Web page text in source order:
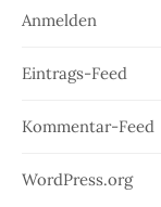
Anmelden
Eintrags-Feed
Kommentar-Feed
WordPress.org